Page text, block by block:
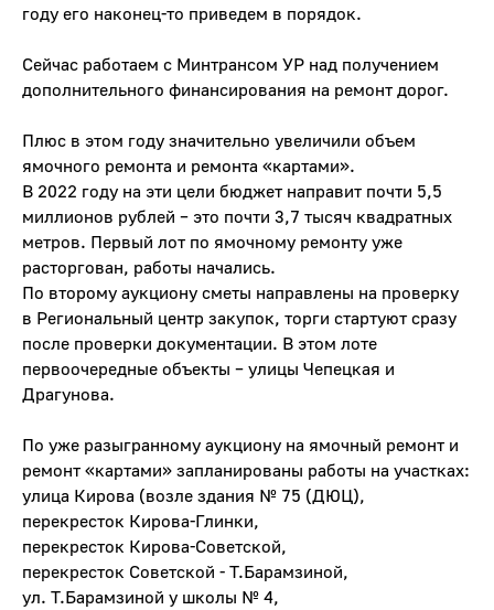
году его наконец-то приведем в порядок.
Сейчас работаем с Минтрансом УР над получением
дополнительного финансирования на ремонт дорог.
Плюс в этом году значительно увеличили объем
ямочного ремонта и ремонта «картами».
В 2022 году на эти цели бюджет направит почти 5,5
миллионов рублей – это почти 3,7 тысяч квадратных
метров. Первый лот по ямочному ремонту уже
расторгован, работы начались.
По второму аукциону сметы направлены на проверку
в Региональный центр закупок, торги стартуют сразу
после проверки документации. В этом лоте
первоочередные объекты – улицы Чепецкая и
Драгунова.
По уже разыгранному аукциону на ямочный ремонт и
ремонт «картами» запланированы работы на участках:
улица Кирова (возле здания № 75 (ДЮЦ),
перекресток Кирова-Глинки,
перекресток Кирова-Советской,
перекресток Советской - Т.Барамзиной,
ул. Т.Барамзиной у школы № 4,